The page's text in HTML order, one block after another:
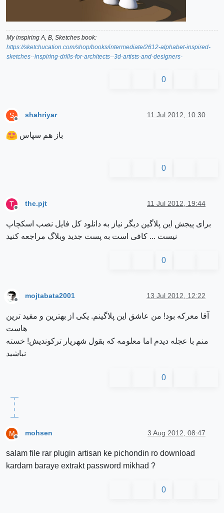
My inspiring A, B, Sketches book:
https://sketchucation.com/shop/books/intermediate/2612-alphabet-inspired-
sketches--inspiring-drills-for-architects--3d-artists-and-designers-
0
S
Offline
shahriyar 11 Jul 2012, 10:30
باز هم سپاس
0
T
Offline
the.pjt 11 Jul 2012, 19:44
برای پیجش این پلاگین دیگر نیاز به دانلود کل فایل نصب اسکچاپ
نیست ... کافی است به پست جدید وبلاگ مراجعه کنید
0
Offline
mojtabata2001 13 Jul 2012, 12:22
آقا معرکه بود! من عاشق این پلاگینم. یکی از بهترین و مفید ترین
هاست
منم با عجله دیدم اما معلومه که بقول شهریار ترکوندیش! خسته
نباشید
0
M
Offline
mohsen 3 Aug 2012, 08:47
salam file rar plugin artisan ke pichondin ro download
kardam baraye extrakt password mikhad ?
0